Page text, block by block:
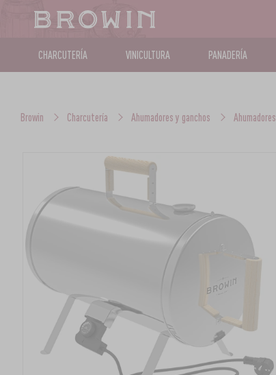
CHARCUTERÍA VINICULTURA PANADERÍA
Browin Charcutería Ahumadores y ganchos Ahumadores